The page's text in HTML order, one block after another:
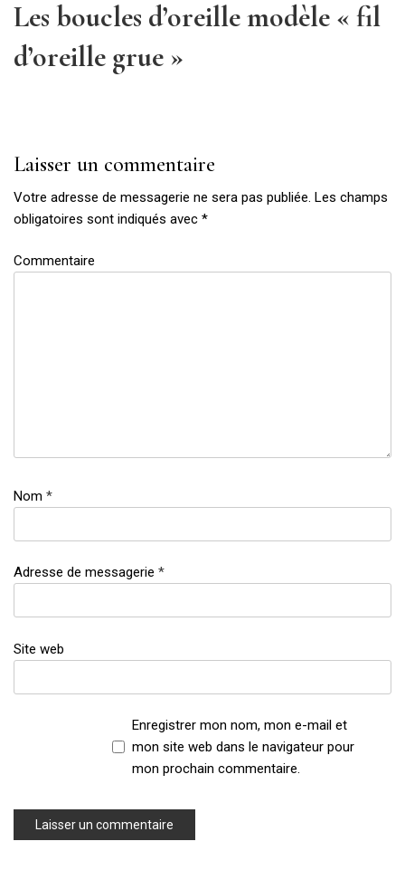
Les boucles d’oreille modèle « fil
d’oreille grue »
Laisser un commentaire
Votre adresse de messagerie ne sera pas publiée. Les champs
obligatoires sont indiqués avec *
Commentaire
Nom *
Adresse de messagerie *
Site web
Enregistrer mon nom, mon e-mail et
mon site web dans le navigateur pour
mon prochain commentaire.